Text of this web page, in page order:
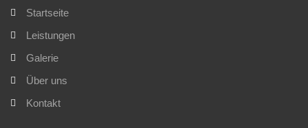
Startseite
Leistungen
Galerie
Über uns
Kontakt